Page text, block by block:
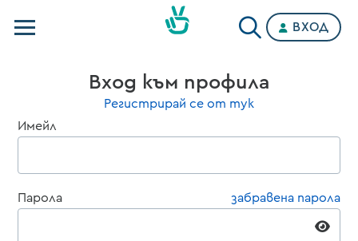
Категории
ВХОД
Вход към профила
Регистрирай се от тук
Имейл
Парола забравена парола